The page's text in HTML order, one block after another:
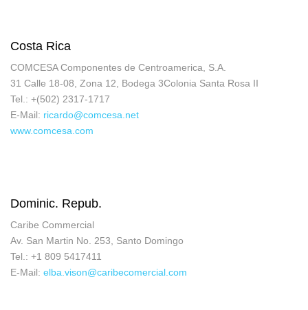
Costa Rica
COMCESA Componentes de Centroamerica, S.A.
31 Calle 18-08, Zona 12, Bodega 3Colonia Santa Rosa II
Tel.: +(502) 2317-1717
E-Mail: ricardo@comcesa.net
www.comcesa.com
Dominic. Repub.
Caribe Commercial
Av. San Martin No. 253, Santo Domingo
Tel.: +1 809 5417411
E-Mail: elba.vison@caribecomercial.com